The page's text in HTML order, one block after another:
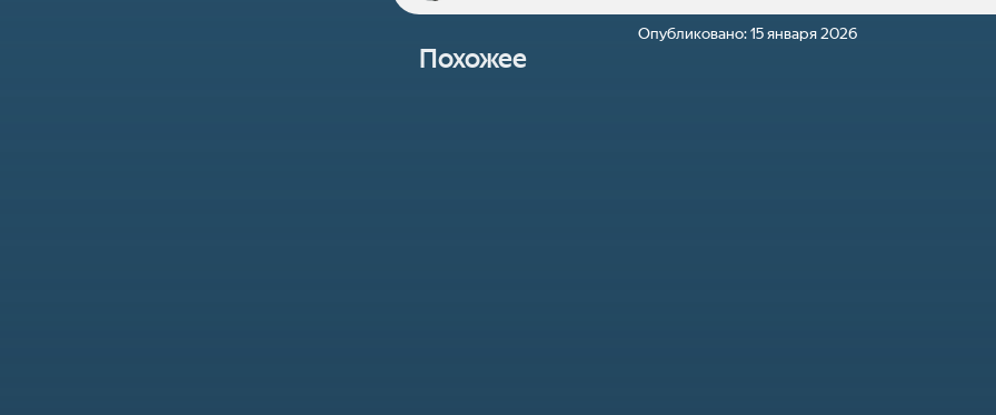
Опубликовано:15 января 2026
Похожее